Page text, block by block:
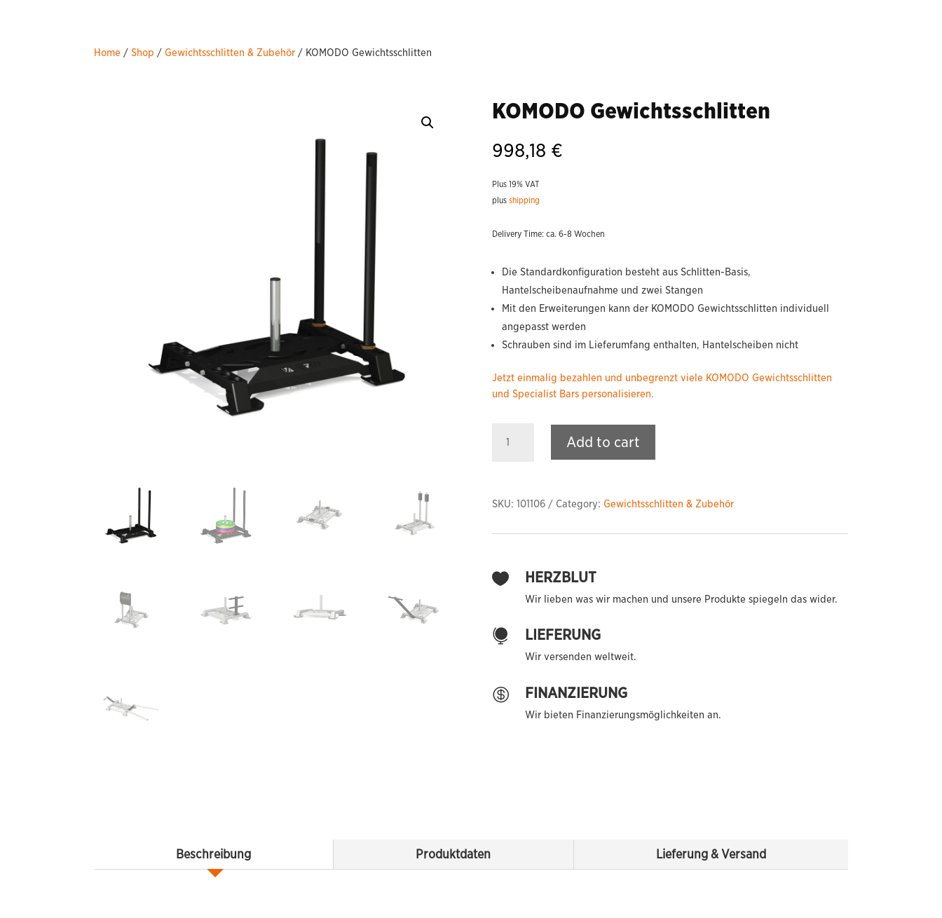
Home /Shop / Gewichtsschlitten & Zubehör / KOMODO Gewichtsschlitten
KOMODO Gewichtsschlitten
998,18 €
Plus 19% VAT
plus shipping
Delivery Time: ca. 6-8 Wochen
Die Standardkonfiguration besteht aus Schlitten-Basis,
Hantelscheibenaufnahme und zwei Stangen
Mit den Erweiterungen kann der KOMODO Gewichtsschlitten individuell
angepasst werden
Schrauben sind im Lieferumfang enthalten, Hantelscheiben nicht
Jetzt einmalig bezahlen und unbegrenzt viele KOMODO Gewichtsschlitten
und Specialist Bars personalisieren.
GewichtsschlittenAdd to cart
SKU: 101106 Category: Gewichtsschlitten & Zubehör
 HERZBLUT
Wir lieben was wir machen und unsere Produkte spiegeln das wider.
 LIEFERUNG
Wir versenden weltweit.
 FINANZIERUNG
Wir bieten Finanzierungsmöglichkeiten an.
Beschreibung Produktdaten Lieferung & Versand